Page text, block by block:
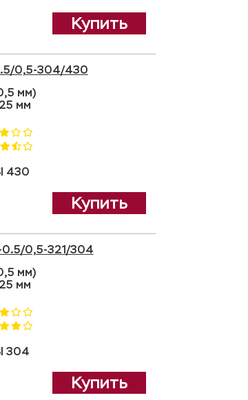
Купить
0,5-304/430
мм)
мм
430
Купить
0,5-321/304
мм)
мм
304
Купить